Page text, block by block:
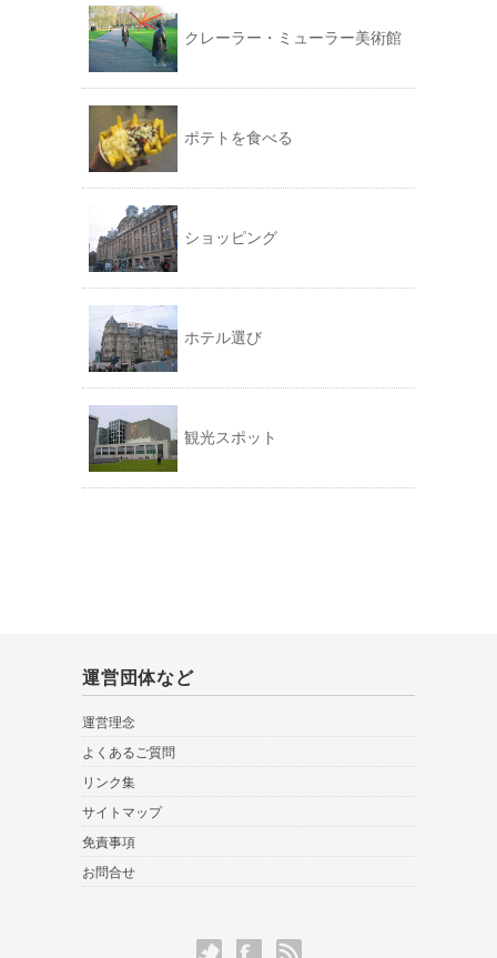
クレーラー・ミューラー美術館
ポテトを食べる
ショッピング
ホテル選び
観光スポット
運営団体など
運営理念
よくあるご質問
リンク集
サイトマップ
免責事項
お問合せ